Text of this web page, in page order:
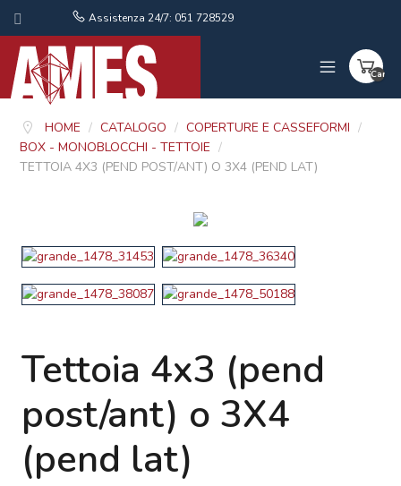
Assistenza 24/7: 051 728529
HOME / CATALOGO / COPERTURE E CASSEFORMI /
BOX - MONOBLOCCHI - TETTOIE /
TETTOIA 4X3 (PEND POST/ANT) O 3X4 (PEND LAT)
Tettoia 4x3 (pend
post/ant) o 3X4
(pend lat)